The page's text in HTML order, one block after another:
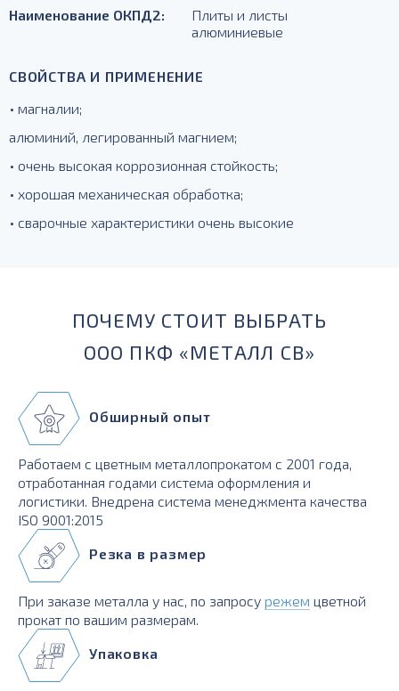
Наименование ОКПД2:
Плиты и листы
алюминиевые
СВОЙСТВА И ПРИМЕНЕНИЕ
• магналии;
алюминий, легированный магнием;
• очень высокая коррозионная стойкость;
• хорошая механическая обработка;
• сварочные характеристики очень высокие
ПОЧЕМУ СТОИТ ВЫБРАТЬ
ООО ПКФ «МЕТАЛЛ СВ»
Обширный опыт
Работаем с цветным металлопрокатом с 2001 года,
отработанная годами система оформления и
логистики. Внедрена система менеджмента качества
ISO 9001:2015
Резка в размер
При заказе металла у нас, по запросу режем цветной
прокат по вашим размерам.
Упаковка